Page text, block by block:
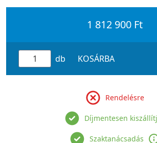
1 812 900 Ft
db KOSÁRBA
Rendelésre
Díjmentesen
Szaktanácsadás